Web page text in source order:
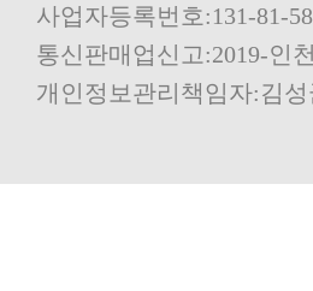
사업자등록번호:131-81-
통신판매업신고:2019-인
개인정보관리책임자:김성